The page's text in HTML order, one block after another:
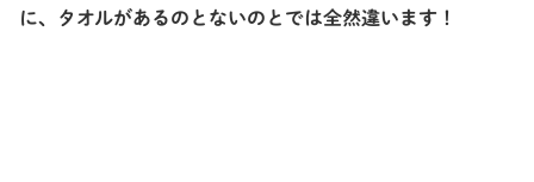
に、タオルがあるのとないのとでは全然違います！